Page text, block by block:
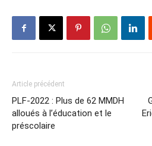
Article précédent
PLF-2022 : Plus de 62 MMDH
alloués à l’éducation et le
préscolaire